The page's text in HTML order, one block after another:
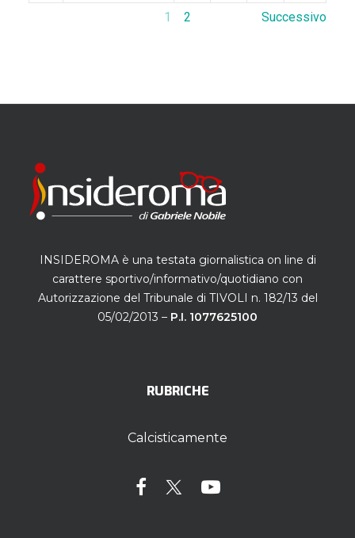
1 2 Successivo
INSIDEROMA è una testata giornalistica on line di
carattere sportivo/informativo/quotidiano con
Autorizzazione del Tribunale di TIVOLI n. 182/13 del
05/02/2013 – P.I. 1077625100
RUBRICHE
Calcisticamente